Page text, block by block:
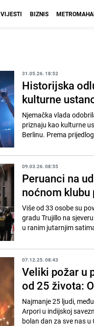
VIJESTI BIZNIS
31.05.26. 18:52
Historijska
kulturne
Njemačka vlada
priznaju kao kulturne
Berlinu. Prema
09.03.26. 08:55
Peruanci na
noćnom
Više od 33 osobe su
gradu Trujillo na
u ranim jutarnjim
07.12.25. 08:43
Veliki požar u
od 25 života:
Najmanje 25 ljudi,
Arpori u indijskoj
bolan dan za sve nas u